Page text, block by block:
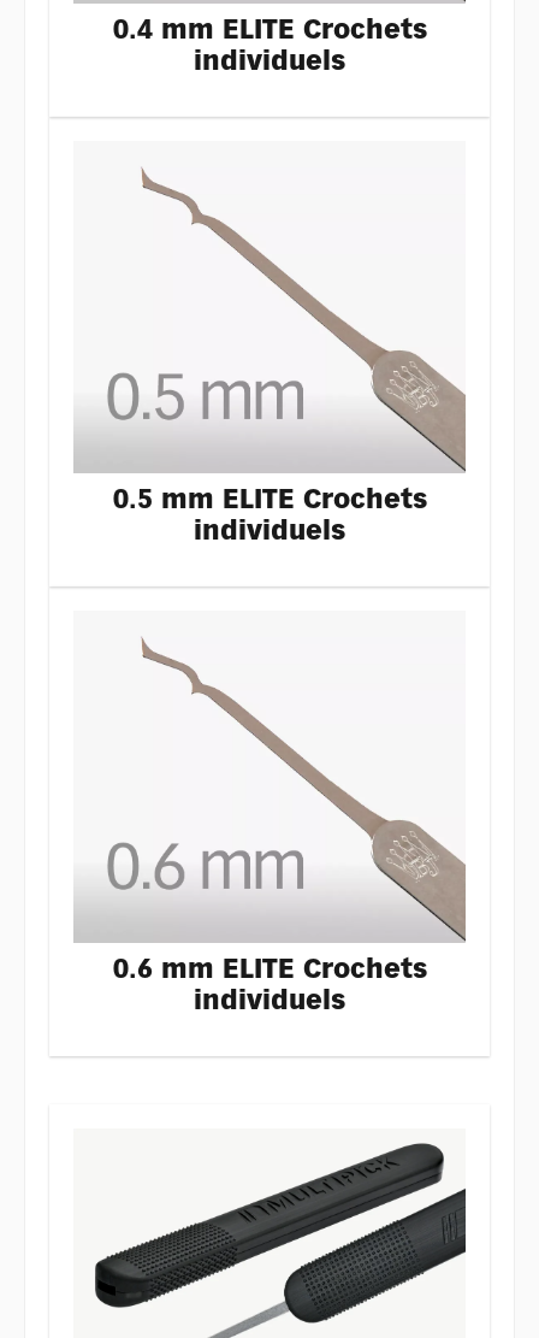
0.4 mm ELITE Crochets
individuels
0.5 mm ELITE Crochets
individuels
0.6 mm ELITE Crochets
individuels